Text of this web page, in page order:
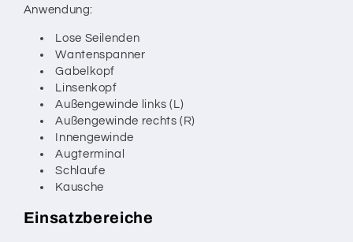
Anwendung:
Lose Seilenden
Wantenspanner
Gabelkopf
Linsenkopf
Außengewinde links (L)
Außengewinde rechts (R)
Innengewinde
Augterminal
Schlaufe
Kausche
Einsatzbereiche